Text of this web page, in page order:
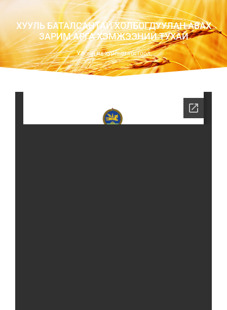
ХУУЛЬ БАТАЛСАНТАЙ ХОЛБОГДУУЛАН АВАХ
ЗАРИМ АРГА ХЭМЖЭЭНИЙ ТУХАЙ
Улсын их хурлын тогтоол